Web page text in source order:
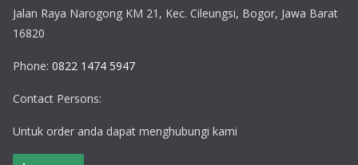
Jalan Raya Narogong KM 21, Kec. Cileungsi, Bogor, Jawa Barat
16820
Phone: 0822 1474 5947
Contact Persons:
Untuk order anda dapat menghubungi kami